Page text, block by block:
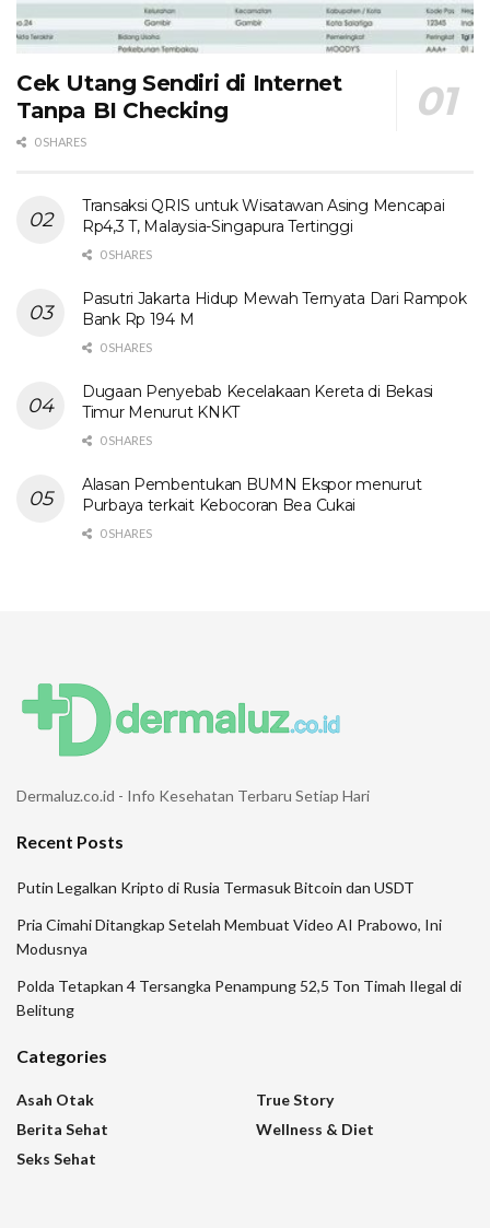
Cek Utang Sendiri di Internet
Tanpa BI Checking
0 SHARES
Transaksi QRIS untuk Wisatawan Asing Mencapai
Rp4,3 T, Malaysia-Singapura Tertinggi
0 SHARES
Pasutri Jakarta Hidup Mewah Ternyata Dari Rampok
Bank Rp 194 M
0 SHARES
Dugaan Penyebab Kecelakaan Kereta di Bekasi
Timur Menurut KNKT
0 SHARES
Alasan Pembentukan BUMN Ekspor menurut
Purbaya terkait Kebocoran Bea Cukai
0 SHARES
Dermaluz.co.id - Info Kesehatan Terbaru Setiap Hari
Recent Posts
Putin Legalkan Kripto di Rusia Termasuk Bitcoin dan USDT
Pria Cimahi Ditangkap Setelah Membuat Video AI Prabowo, Ini
Modusnya
Polda Tetapkan 4 Tersangka Penampung 52,5 Ton Timah Ilegal di
Belitung
Categories
Asah Otak
Berita Sehat
Seks Sehat
True Story
Wellness & Diet